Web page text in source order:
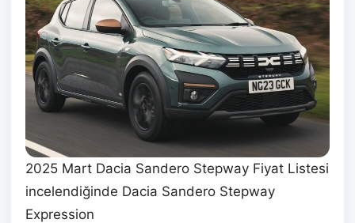
2025 Mart Dacia Sandero Stepway Fiyat Listesi
incelendiğinde Dacia Sandero Stepway
Expression